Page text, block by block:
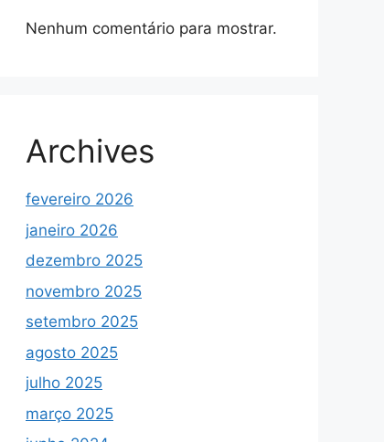
Nenhum comentário para mostrar.
Archives
fevereiro 2026
janeiro 2026
dezembro 2025
novembro 2025
setembro 2025
agosto 2025
julho 2025
março 2025